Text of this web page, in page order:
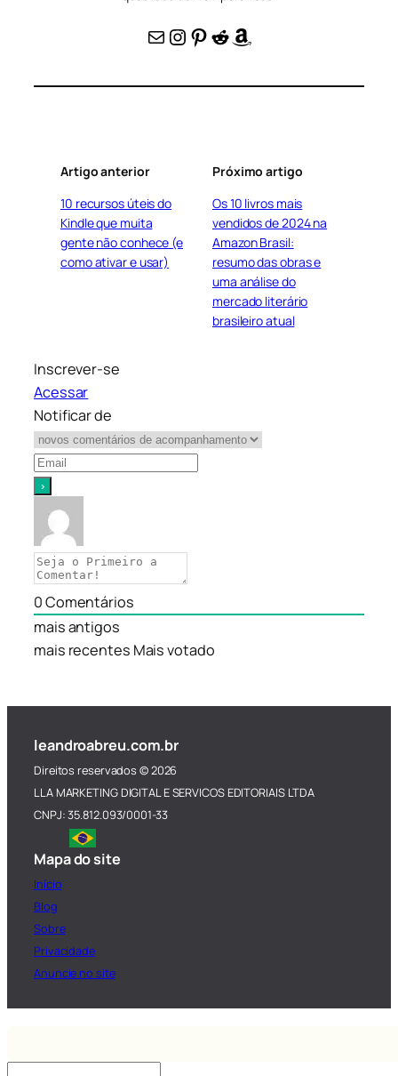
E-mail Instagram Pinterest Reddit Amazon
Artigo anterior
10 recursos úteis do
Kindle que muita
gente não conhece (e
como ativar e usar)
Próximo artigo
Os 10 livros mais
vendidos de 2024 na
Amazon Brasil:
resumo das obras e
uma análise do
mercado literário
brasileiro atual
Inscrever-se
Acessar
Notificar de
0Comentários
mais antigos
mais recentes Mais votado
leandroabreu.com.br
Direitos reservados © 2026
LLA MARKETING DIGITAL E SERVICOS EDITORIAIS LTDA
CNPJ: 35.812.093/0001-33
Mapa do site
Início
Blog
Sobre
Privacidade
Anuncie no site